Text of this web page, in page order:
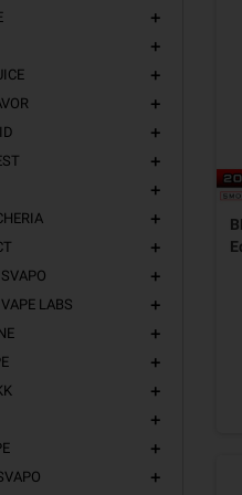
add
add
add
add
add
add
add
add
add
add
LABS add
add
add
add
add
add
add